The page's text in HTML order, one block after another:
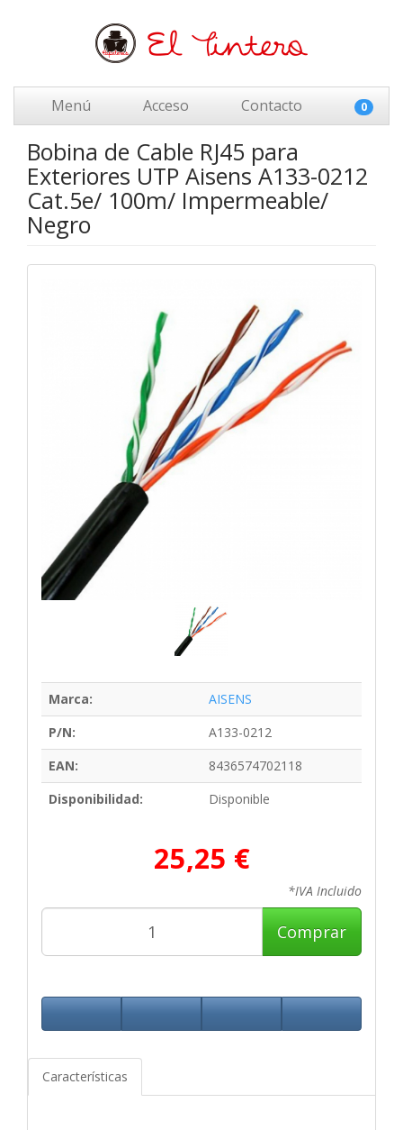
Menú Acceso Contacto 0
Bobina de Cable RJ45 para
Exteriores UTP Aisens A133-0212
Cat.5e/ 100m/ Impermeable/
Negro
Marca:
AISENS
P/N:
A133-0212
EAN:
8436574702118
Disponibilidad:
Disponible
25,25 €
*IVA Incluido
Comprar
Características